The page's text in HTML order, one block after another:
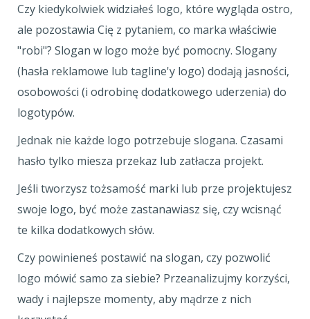
Czy kiedykolwiek widziałeś logo, które wygląda ostro,
ale pozostawia Cię z pytaniem, co marka właściwie
"robi"? Slogan w logo może być pomocny. Slogany
(hasła reklamowe lub tagline'y logo) dodają jasności,
osobowości (i odrobinę dodatkowego uderzenia) do
logotypów.
Jednak nie każde logo potrzebuje slogana. Czasami
hasło tylko miesza przekaz lub zatłacza projekt.
Jeśli tworzysz tożsamość marki lub prze projektujesz
swoje logo, być może zastanawiasz się, czy wcisnąć
te kilka dodatkowych słów.
Czy powinieneś postawić na slogan, czy pozwolić
logo mówić samo za siebie? Przeanalizujmy korzyści,
wady i najlepsze momenty, aby mądrze z nich